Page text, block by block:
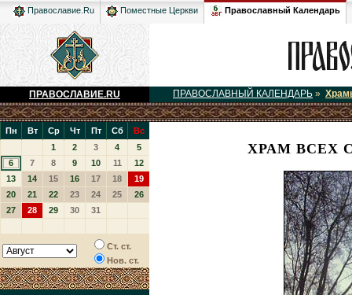
Православие.Ru Поместные Церкви Православный Календарь
ПРАВОСЛАВИЕ.RU ПРАВОСЛАВНЫЙ КАЛЕНДАРЬ »
Пн Вт Ср Чт Пт Сб
Вс
1
2 3 4
5
6
7 8 9 10 11
12
13
14 15 16 17 18
19
20
21 22 23 24 25
26
27
28 29 30 31
Ст. ст.
Нов. ст.
ХРАМ ВСЕХ